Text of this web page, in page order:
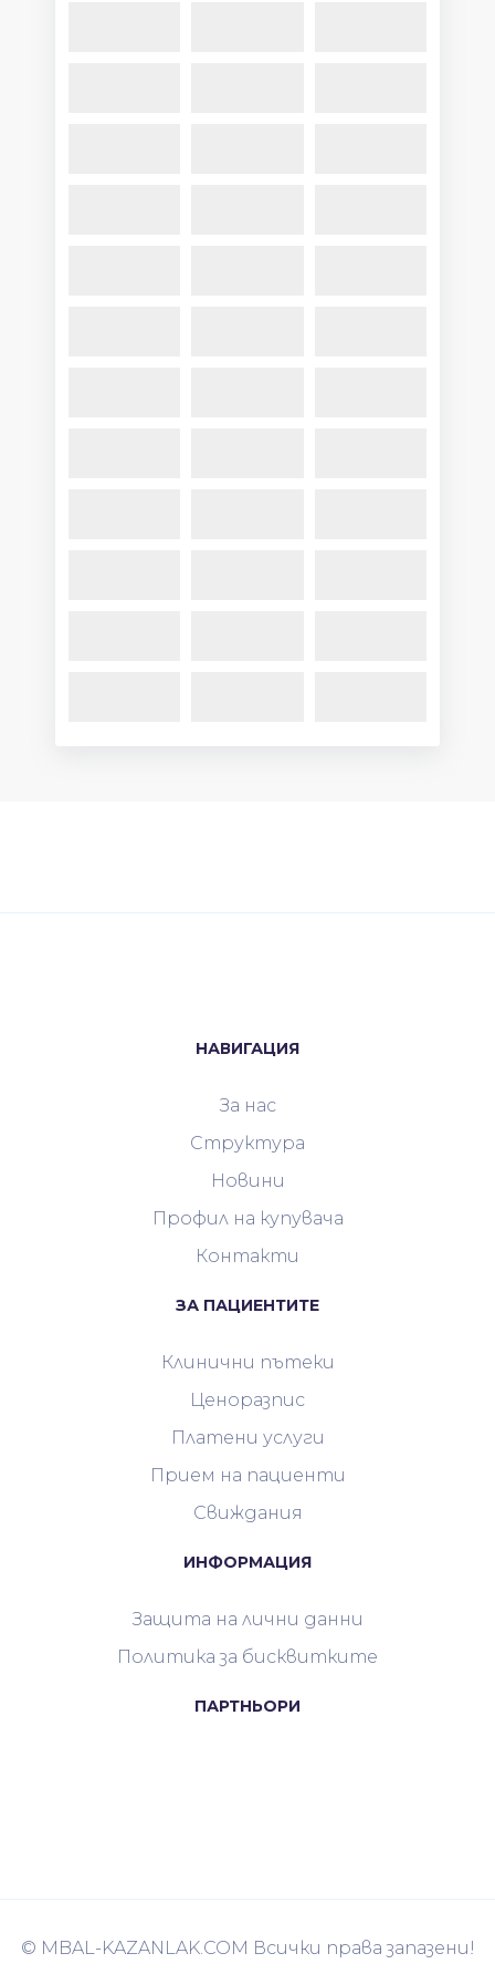
НАВИГАЦИЯ
За нас
Структура
Новини
Профил на купувача
Контакти
ЗА ПАЦИЕНТИТЕ
Клинични пътеки
Ценоразпис
Платени услуги
Прием на пациенти
Свиждания
ИНФОРМАЦИЯ
Защита на лични данни
Политика за бисквитките
ПАРТНЬОРИ
© MBAL-KAZANLAK.COM Всички права запазени!